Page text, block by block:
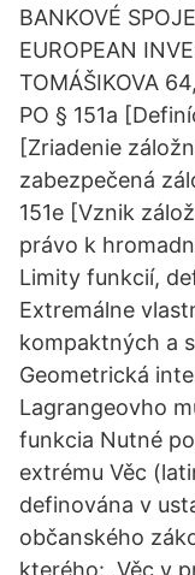
BANKOVÉ
EUROPEAN
TOMÁŠIKOVA
PO § 151a
[Zriadenie
zabezpečená
151e [Vznik
právo k
Limity funkcií,
Extremálne
kompaktných a
Geometrická
Lagrangeovho
funkcia Nutné
extrému Věc
definována v
občanského
kterého: „Věc v